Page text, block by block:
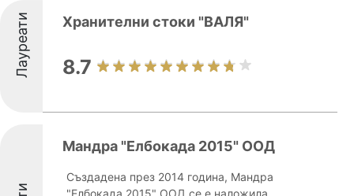
Лауреати Хранителни стоки "ВАЛЯ"
8.7
Мандра "Елбокада 2015" ООД
Създадена през 2014 година, Мандра
"Елбокада 2015" ООД се е наложила